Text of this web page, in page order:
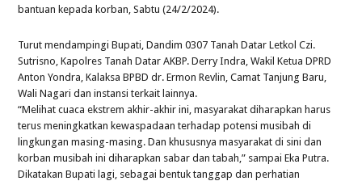
bantuan kepada korban, Sabtu (24/2/2024).
Turut mendampingi Bupati, Dandim 0307 Tanah Datar Letkol Czi.
Sutrisno, Kapolres Tanah Datar AKBP. Derry Indra, Wakil Ketua DPRD
Anton Yondra, Kalaksa BPBD dr. Ermon Revlin, Camat Tanjung Baru,
Wali Nagari dan instansi terkait lainnya.
“Melihat cuaca ekstrem akhir-akhir ini, masyarakat diharapkan harus
terus meningkatkan kewaspadaan terhadap potensi musibah di
lingkungan masing-masing. Dan khususnya masyarakat di sini dan
korban musibah ini diharapkan sabar dan tabah,” sampai Eka Putra.
Dikatakan Bupati lagi, sebagai bentuk tanggap dan perhatian